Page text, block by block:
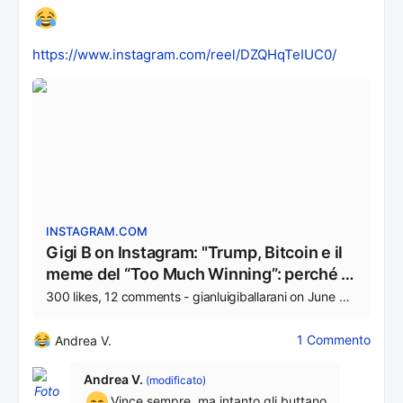
https://www.instagram.com/reel/DZQHqTeIUC0/
INSTAGRAM.COM
Gigi B on Instagram: "Trump, Bitcoin e il
meme del “Too Much Winning”: perché i
trader crypto lo stanno pregando di
crypto ha vissuto una delle peggiori
Ethereum e molte altcoin hanno subito
300 likes, 12 comments - gianluigiballarani on June 6, 2026: "Trump, Bitcoin e il meme del “Too Much Winning”: perché i trader crypto lo stanno pregando di smettere Negli ultimi giorni il mercato crypto ha vissuto una delle peggiori correzioni …
Andrea V. 1 Commento
Andrea V. (modificato)